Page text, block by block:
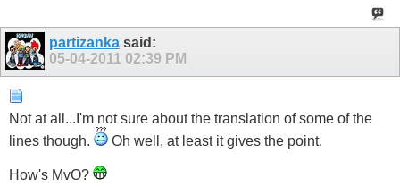
partizanka said:
05-04-2011 02:39 PM
Not at all...I'm not sure about the translation of some of the
lines though.
Oh well, at least it gives the point.
How's MvO?